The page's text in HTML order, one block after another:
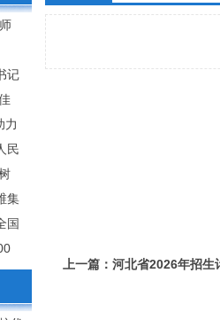
记
生
中
力
民
开
频
集
国
校
上一篇：河北省2026年招